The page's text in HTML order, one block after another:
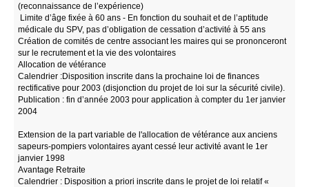
(reconnaissance de l’expérience)
Limite d’âge fixée à 60 ans - En fonction du souhait et de l’aptitude
médicale du SPV, pas d’obligation de cessation d’activité à 55 ans
Création de comités de centre associant les maires qui se prononceront
sur le recrutement et la vie des volontaires
Allocation de vétérance
Calendrier :Disposition inscrite dans la prochaine loi de finances
rectificative pour 2003 (disjonction du projet de loi sur la sécurité civile).
Publication : fin d’année 2003 pour application à compter du 1er janvier
2004
Extension de la part variable de l'allocation de vétérance aux anciens
sapeurs-pompiers volontaires ayant cessé leur activité avant le 1er
janvier 1998
Avantage Retraite
Calendrier : Disposition a priori inscrite dans le projet de loi relatif «